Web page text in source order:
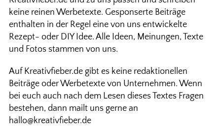
keine reinen Werbetexte. Gesponserte Beiträge
enthalten in der Regel eine von uns entwickelte
Rezept- oder DIY Idee. Alle Ideen, Meinungen, Texte
und Fotos stammen von uns.
Auf Kreativfieber.de gibt es keine redaktionellen
Beiträge oder Werbetexte von Unternehmen. Wenn
bei euch auch nach dem Lesen dieses Textes Fragen
bestehen, dann mailt uns gerne an
hallo@kreativfieber.de